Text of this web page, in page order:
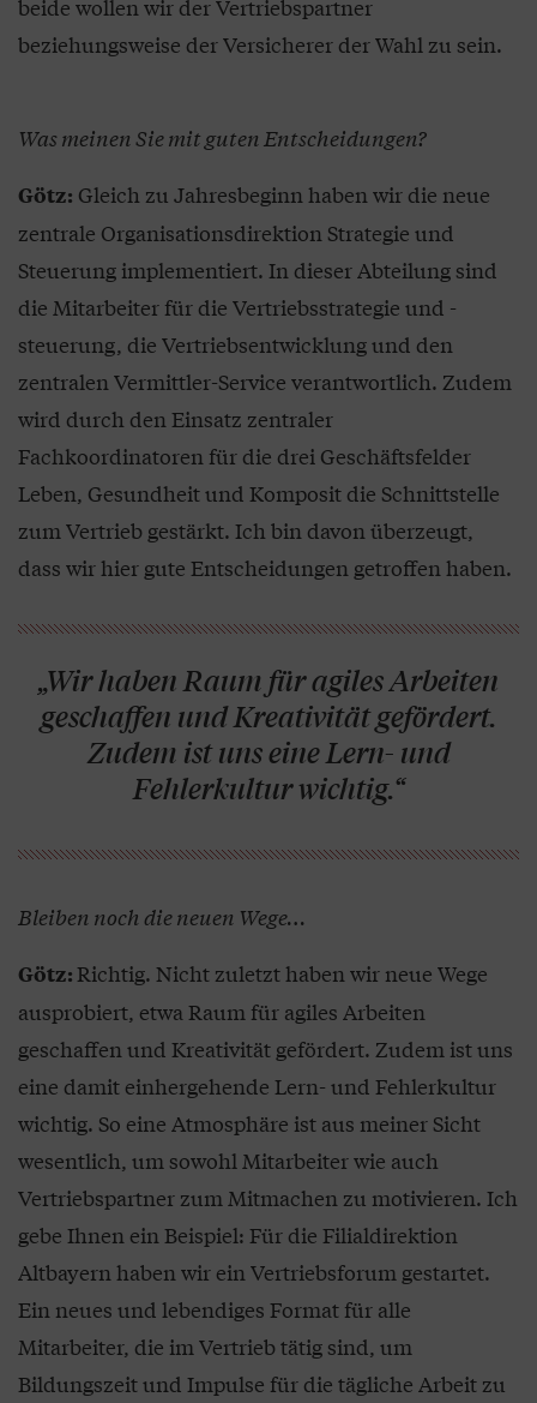
beide wollen wir der Vertriebspartner
beziehungsweise der Versicherer der Wahl zu sein.
Was meinen Sie mit guten Entscheidungen?
Götz: Gleich zu Jahresbeginn haben wir die neue
zentrale Organisationsdirektion Strategie und
Steuerung implementiert. In dieser Abteilung sind
die Mitarbeiter für die Vertriebsstrategie und -
steuerung, die Vertriebsentwicklung und den
zentralen Vermittler-Service verantwortlich. Zudem
wird durch den Einsatz zentraler
Fachkoordinatoren für die drei Geschäftsfelder
Leben, Gesundheit und Komposit die Schnittstelle
zum Vertrieb gestärkt. Ich bin davon überzeugt,
dass wir hier gute Entscheidungen getroffen haben.
„Wir haben Raum für agiles Arbeiten
geschaffen und Kreativität gefördert.
Zudem ist uns eine Lern- und
Fehlerkultur wichtig.“
Bleiben noch die neuen Wege…
Götz:Richtig. Nicht zuletzt haben wir neue Wege
ausprobiert, etwa Raum für agiles Arbeiten
geschaffen und Kreativität gefördert. Zudem ist uns
eine damit einhergehende Lern- und Fehlerkultur
wichtig. So eine Atmosphäre ist aus meiner Sicht
wesentlich, um sowohl Mitarbeiter wie auch
Vertriebspartner zum Mitmachen zu motivieren. Ich
gebe Ihnen ein Beispiel: Für die Filialdirektion
Altbayern haben wir ein Vertriebsforum gestartet.
Ein neues und lebendiges Format für alle
Mitarbeiter, die im Vertrieb tätig sind, um
Bildungszeit und Impulse für die tägliche Arbeit zu